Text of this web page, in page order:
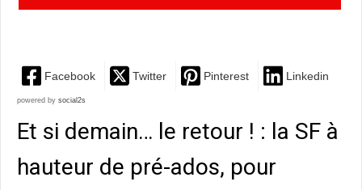
Facebook Twitter Pinterest Linkedin
powered by social2s
Et si demain… le retour ! : la SF à
hauteur de pré-ados, pour